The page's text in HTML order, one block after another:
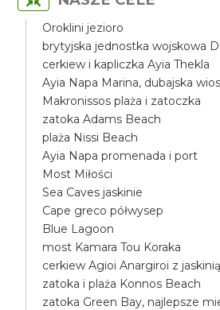
Oroklini jezioro
brytyjska jednostka wojskowa
cerkiew i kapliczka Ayia Thekla
Ayia Napa Marina, dubajska
Makronissos plaża i zatoczka
zatoka Adams Beach
plaża Nissi Beach
Ayia Napa promenada i port
Most Miłości
Sea Caves jaskinie
Cape greco półwysep
Blue Lagoon
most Kamara Tou Koraka
cerkiew Agioi Anargiroi z
zatoka i plaża Konnos Beach
zatoka Green Bay, najlepsze